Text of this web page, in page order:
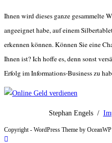
Ihnen wird dieses ganze gesammelte
angeeignet habe, auf einem
erkennen können. Können Sie eine
Ihnen ist? Ich hoffe es, denn sonst
Erfolg im Informations-Business zu
Stephan Engels /
Copyright - WordPress Theme by OceanWP